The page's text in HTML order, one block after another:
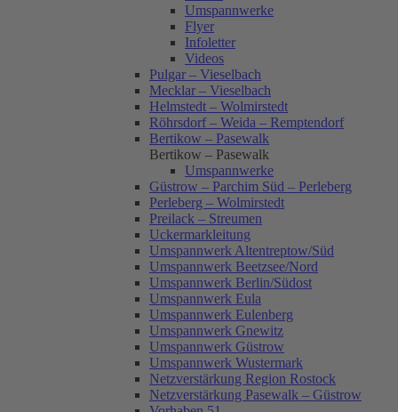
Umspannwerke
Flyer
Infoletter
Videos
Pulgar – Vieselbach
Mecklar – Vieselbach
Helmstedt – Wolmirstedt
Röhrsdorf – Weida – Remptendorf
Bertikow – Pasewalk
Bertikow – Pasewalk
Umspannwerke
Güstrow – Parchim Süd – Perleberg
Perleberg – Wolmirstedt
Preilack – Streumen
Uckermarkleitung
Umspannwerk Altentreptow/Süd
Umspannwerk Beetzsee/Nord
Umspannwerk Berlin/Südost
Umspannwerk Eula
Umspannwerk Eulenberg
Umspannwerk Gnewitz
Umspannwerk Güstrow
Umspannwerk Wustermark
Netzverstärkung Region Rostock
Netzverstärkung Pasewalk – Güstrow